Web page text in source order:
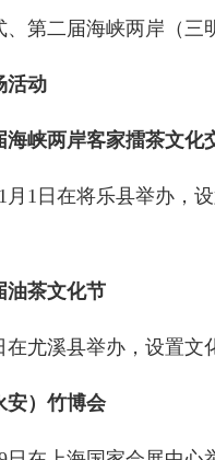
二届海峡两岸（三
活动
海峡两岸客家擂茶文化
日在将乐县举办，设
油茶文化节
溪县举办，设置文化
安）竹博会